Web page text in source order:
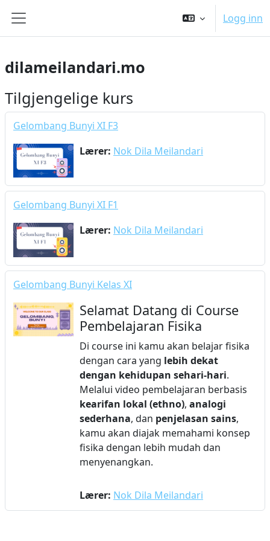
Sidepanel
Logg inn
dilameilandari.mo
Tilgjengelige kurs
Gelombang Bunyi XI F3
Lærer: Nok Dila Meilandari
Gelombang Bunyi XI F1
Lærer: Nok Dila Meilandari
Gelombang Bunyi Kelas XI
Selamat Datang di Course
Pembelajaran Fisika
Di course ini kamu akan belajar fisika
dengan cara yang lebih dekat
dengan kehidupan sehari-hari.
Melalui video pembelajaran berbasis
kearifan lokal (ethno), analogi
sederhana, dan penjelasan sains,
kamu akan diajak memahami konsep
fisika dengan lebih mudah dan
menyenangkan.
Lærer: Nok Dila Meilandari